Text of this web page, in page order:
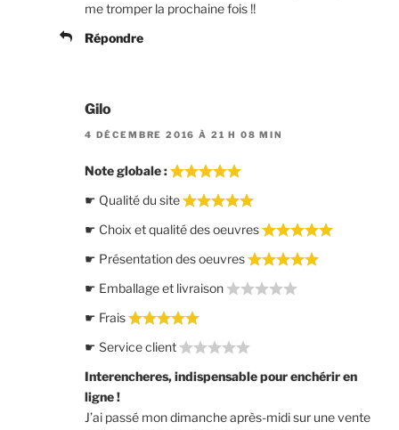
me tromper la prochaine fois !!
Répondre
Gilo
4 DÉCEMBRE 2016 À 21 H 08 MIN
Note globale :
☛ Qualité du site
☛ Choix et qualité des oeuvres
☛ Présentation des oeuvres
☛ Emballage et livraison
☛ Frais
☛ Service client
Interencheres, indispensable pour enchérir en
ligne !
J’ai passé mon dimanche après-midi sur une vente